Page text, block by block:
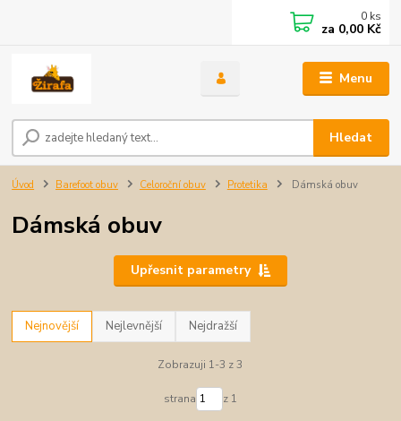
Menu
Hledat
0 ks
za 0,00 Kč
Úvod Barefoot obuv Celoroční obuv Protetika Dámská obuv
Dámská obuv
Upřesnit parametry
Nejnovější Nejlevnější Nejdražší
Zobrazuji 1-3 z 3
strana z 1